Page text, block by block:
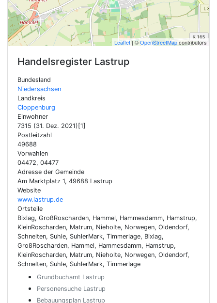
Leaflet| ©OpenStreetMapcontributors
Handelsregister Lastrup
Bundesland
Niedersachsen
Landkreis
Cloppenburg
Einwohner
7315 (31. Dez. 2021)[1]
Postleitzahl
49688
Vorwahlen
04472, 04477
Adresse der Gemeinde
Am Marktplatz 1, 49688 Lastrup
Website
www.lastrup.de
Ortsteile
Bixlag, GroßRoscharden, Hammel, Hammesdamm, Hamstrup,
KleinRoscharden, Matrum, Nieholte, Norwegen, Oldendorf,
Schnelten, Suhle, SuhlerMark, Timmerlage, Bixlag,
GroßRoscharden, Hammel, Hammesdamm, Hamstrup,
KleinRoscharden, Matrum, Nieholte, Norwegen, Oldendorf,
Schnelten, Suhle, SuhlerMark, Timmerlage
Grundbuchamt Lastrup
Personensuche Lastrup
Bebauungsplan Lastrup